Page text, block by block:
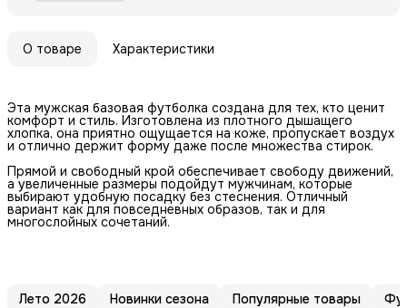
О товаре Характеристики
Эта мужская базовая футболка создана для тех, кто ценит
комфорт и стиль. Изготовлена из плотного дышащего
хлопка, она приятно ощущается на коже, пропускает воздух
и отлично держит форму даже после множества стирок.
Прямой и свободный крой обеспечивает свободу движений,
а увеличенные размеры подойдут мужчинам, которые
выбирают удобную посадку без стеснения. Отличный
вариант как для повседневных образов, так и для
многослойных сочетаний.
Лето 2026 Новинки сезона Популярные товары